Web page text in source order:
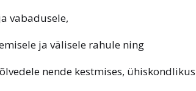
vabadusele,
ja välisele rahule ning
nende kestmises,